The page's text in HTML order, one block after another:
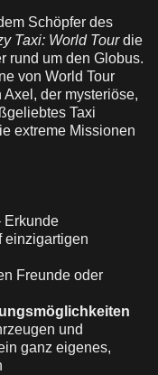
Schöpfer des
Taxi: World Tourdie
rund um den Globus.
von World Tour
der mysteriöse,
Taxi
extreme Missionen
Erkunde
einzigartigen
Freunde oder
und
ganz eigenes,